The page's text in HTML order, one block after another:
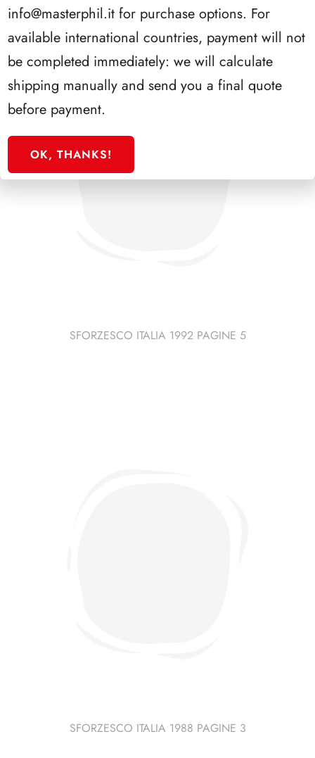
SFORZESCO ITALIA 1992 PAGINE 5
SFORZESCO ITALIA 1988 PAGINE 3
info@masterphil.it for purchase options. For
available international countries, payment will not
be completed immediately: we will calculate
shipping manually and send you a final quote
before payment.
OK, THANKS!